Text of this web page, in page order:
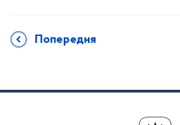
Попередня